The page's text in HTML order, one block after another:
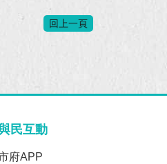
回上一頁
民互動
府APP